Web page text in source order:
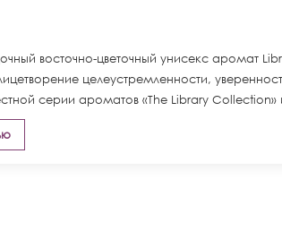
восточно-цветочный унисекс аромат
целеустремленности,
серии ароматов «The Library